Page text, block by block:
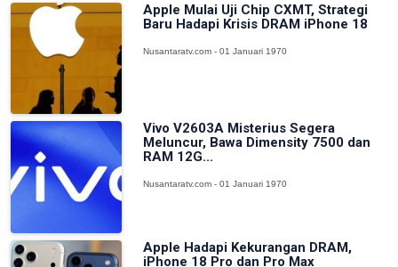
Apple Mulai Uji Chip CXMT, Strategi
Baru Hadapi Krisis DRAM iPhone 18
Nusantaratv.com - 01 Januari 1970
Vivo V2603A Misterius Segera
Meluncur, Bawa Dimensity 7500 dan
RAM 12G...
Nusantaratv.com - 01 Januari 1970
Apple Hadapi Kekurangan DRAM,
iPhone 18 Pro dan Pro Max